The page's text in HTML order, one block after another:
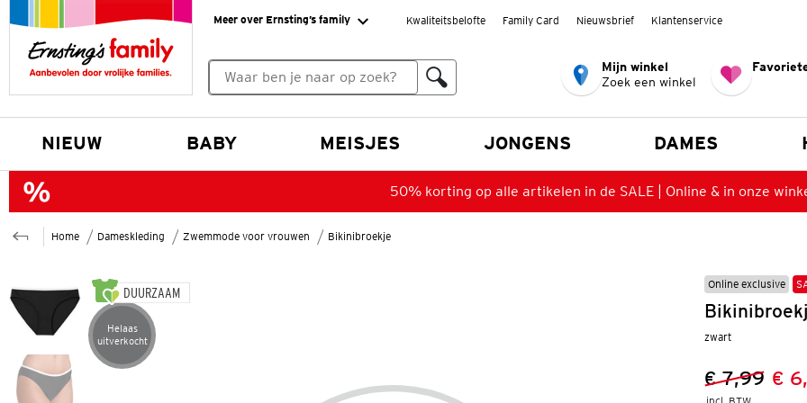
Meer over Ernsting’s family Kwaliteitsbelofte Family Card Nieuwsbrief Klantenservice
Mijn winkel
Zoek een winkel
NIEUW BABY MEISJES JONGENS DAMES
50% korting op alle artikelen in de SALE | Online & in onze
Home Dameskleding Zwemmode voor vrouwen Bikinibroekje
DUURZAAM
Artikel helaas uitverkocht
Helaas
uitverkocht
Online exclusive
zwart
Vorige
€ 7,99
Nieuwe€